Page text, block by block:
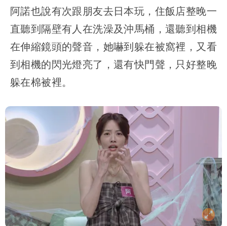
阿諾也說有次跟朋友去日本玩，住飯店整晚一
直聽到隔壁有人在洗澡及沖馬桶，還聽到相機
在伸縮鏡頭的聲音，她嚇到躲在被窩裡，又看
到相機的閃光燈亮了，還有快門聲，只好整晚
躲在棉被裡。